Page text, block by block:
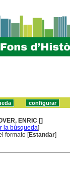
ENRIC []
la búsqueda]
formato [Estandar]